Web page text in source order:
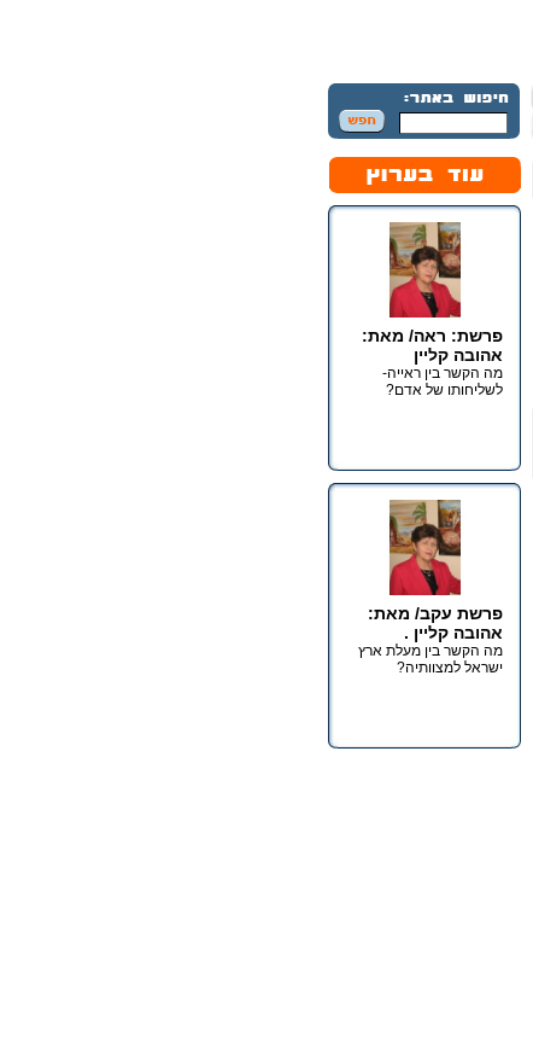
פרשת: ראה/ מאת:
אהובה קליין
מה הקשר בין ראייה-
לשליחותו של אדם?
פרשת עקב/ מאת:
אהובה קליין .
מה הקשר בין מעלת ארץ
ישראל למצוותיה?